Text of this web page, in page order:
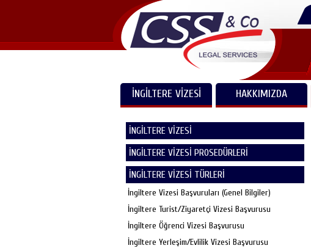
İNGİLTERE VİZESİ HAKKIMIZDA
İNGİLTERE VİZESİ
İNGİLTERE VİZESİ PROSEDÜRLERİ
İNGİLTERE VİZESİ TÜRLERİ
İngiltere Vizesi Başvuruları (Genel Bilgiler)
İngiltere Turist/Ziyaretçi Vizesi Başvurusu
İngiltere Öğrenci Vizesi Başvurusu
İngiltere Yerleşim/Evlilik Vizesi Başvurusu